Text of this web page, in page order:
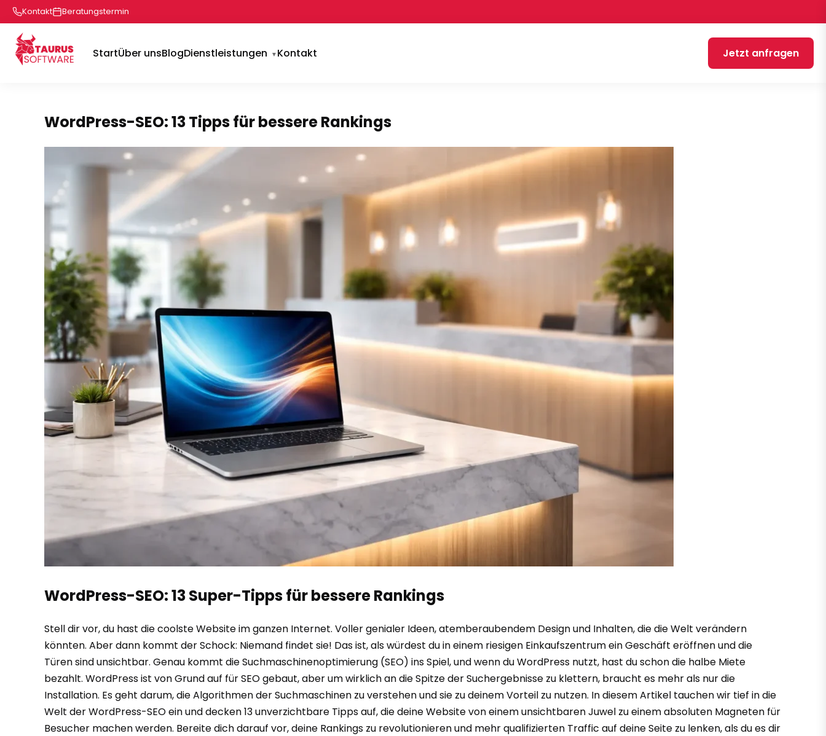
Kontakt Beratungstermin
StartÜber unsBlogDienstleistungen Kontakt Jetzt anfragen
WordPress-SEO: 13 Tipps für bessere Rankings
WordPress-SEO: 13 Super-Tipps für bessere Rankings
Stell dir vor, du hast die coolste Website im ganzen Internet. Voller genialer Ideen, atemberaubendem Design und Inhalten, die die Welt verändern
könnten. Aber dann kommt der Schock: Niemand findet sie! Das ist, als würdest du in einem riesigen Einkaufszentrum ein Geschäft eröffnen und die
Türen sind unsichtbar. Genau kommt die Suchmaschinenoptimierung (SEO) ins Spiel, und wenn du WordPress nutzt, hast du schon die halbe Miete
bezahlt. WordPress ist von Grund auf für SEO gebaut, aber um wirklich an die Spitze der Suchergebnisse zu klettern, braucht es mehr als nur die
Installation. Es geht darum, die Algorithmen der Suchmaschinen zu verstehen und sie zu deinem Vorteil zu nutzen. In diesem Artikel tauchen wir tief in die
Welt der WordPress-SEO ein und decken 13 unverzichtbare Tipps auf, die deine Website von einem unsichtbaren Juwel zu einem absoluten Magneten für
Besucher machen werden. Bereite dich darauf vor, deine Rankings zu revolutionieren und mehr qualifizierten Traffic auf deine Seite zu lenken, als du es dir